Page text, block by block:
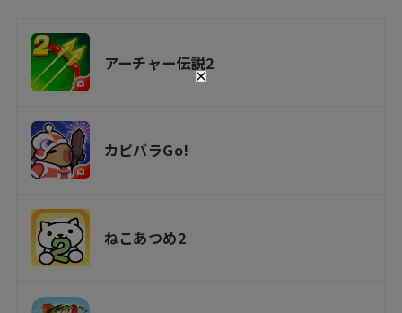
アーチャー伝説2
カピバラGo!
ねこあつめ2